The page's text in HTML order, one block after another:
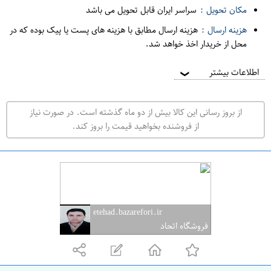
ر
ت
ه
ر
ا
مکان تحویل : سراسر ایران قابل تحویل می باشد
هزینه ارسال : هزینه ارسال مطابق با هزینه های پست یا پیک بوده که در
محل از خریدار اخذ خواهد شد.
اطلاعات بیشتر ❯
از بروز رسانی این کالا بیش از دو ماه گذشته است. در صورت نیاز
از فروشنده بخواهید قیمت را بروز کند.
etehad.bazarefori.ir
فروشگاه اتحاد